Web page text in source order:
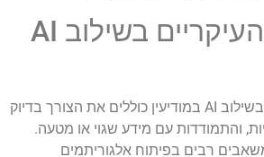
האתגרים העיקריים בשילוב AI
האתגרים העיקריים בשילוב AI במודיעין כוללים את הצורך בדיוק
והתמודדות עם מידע שגוי או מטעה.
רבים בפיתוח אלגוריתמים